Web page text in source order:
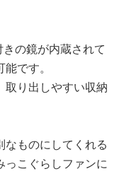
の鏡が内蔵されて
です。
取り出しやすい収納
なものにしてくれる
っこぐらしファンに